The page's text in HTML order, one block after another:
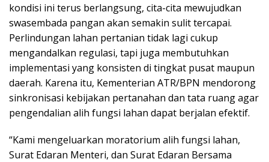
kondisi ini terus berlangsung, cita-cita mewujudkan
swasembada pangan akan semakin sulit tercapai.
Perlindungan lahan pertanian tidak lagi cukup
mengandalkan regulasi, tapi juga membutuhkan
implementasi yang konsisten di tingkat pusat maupun
daerah. Karena itu, Kementerian ATR/BPN mendorong
sinkronisasi kebijakan pertanahan dan tata ruang agar
pengendalian alih fungsi lahan dapat berjalan efektif.
“Kami mengeluarkan moratorium alih fungsi lahan,
Surat Edaran Menteri, dan Surat Edaran Bersama